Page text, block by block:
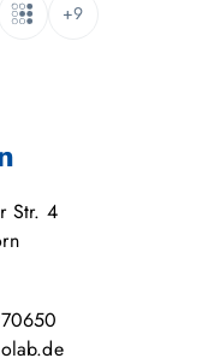
+9
Str. 4